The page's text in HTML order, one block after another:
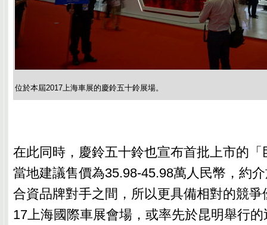
位於本屆2017上海車展的慶鈴五十鈴展場。
在此同時，慶鈴五十鈴也宣布首批上市的
當地建議售價為35.98-45.98萬人民幣，約
合資品牌對手之間，所以更具備相對的競
17上海國際車展會場，或率先於昆明舉行